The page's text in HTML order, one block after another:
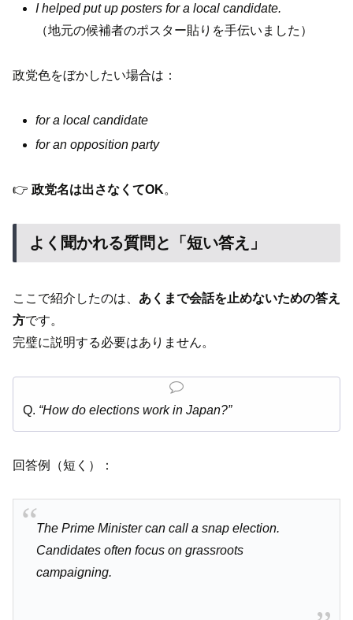
I helped put up posters for a local candidate.
（地元の候補者のポスター貼りを手伝いました）
政党色をぼかしたい場合は：
for a local candidate
for an opposition party
👉 政党名は出さなくてOK。
よく聞かれる質問と「短い答え」
ここで紹介したのは、 あくまで会話を止めないための答え
方です。
完璧に説明する必要はありません。
Q. “How do elections work in Japan?”
回答例（短く）：
The Prime Minister can call a snap election.
Candidates often focus on grassroots
campaigning.